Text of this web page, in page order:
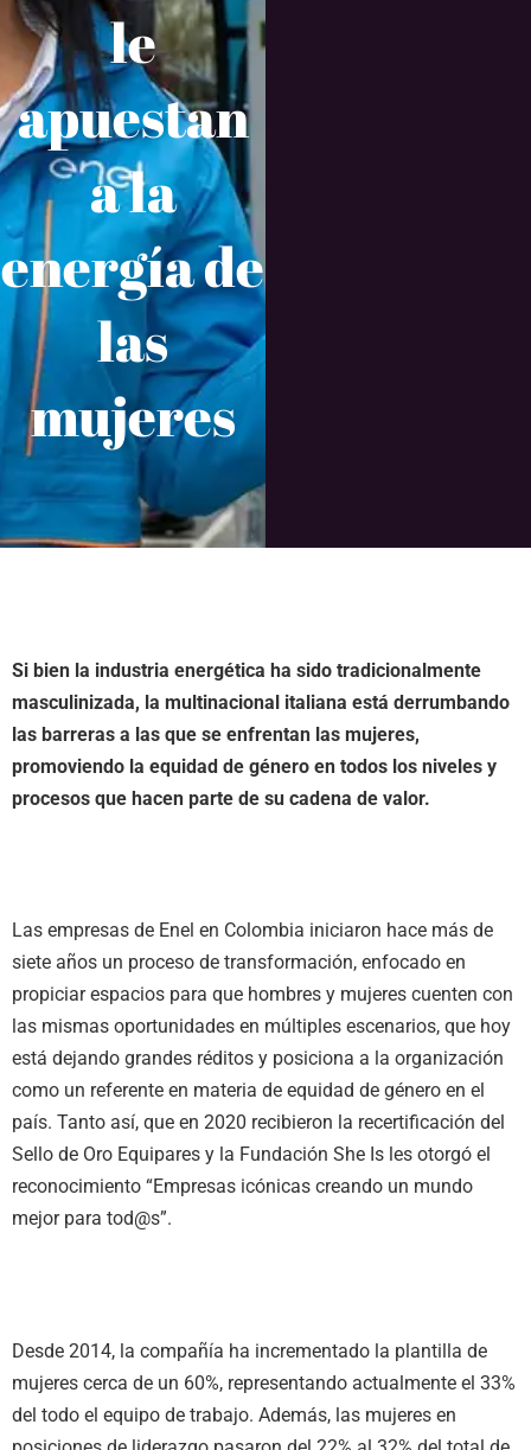
le
apuestan
a la
energía de
las
mujeres
Si bien la industria energética ha sido tradicionalmente
masculinizada, la multinacional italiana está derrumbando
las barreras a las que se enfrentan las mujeres,
promoviendo la equidad de género en todos los niveles y
procesos que hacen parte de su cadena de valor.
Las empresas de Enel en Colombia iniciaron hace más de
siete años un proceso de transformación, enfocado en
propiciar espacios para que hombres y mujeres cuenten con
las mismas oportunidades en múltiples escenarios, que hoy
está dejando grandes réditos y posiciona a la organización
como un referente en materia de equidad de género en el
país. Tanto así, que en 2020 recibieron la recertificación del
Sello de Oro Equipares y la Fundación She Is les otorgó el
reconocimiento “Empresas icónicas creando un mundo
mejor para tod@s”.
Desde 2014, la compañía ha incrementado la plantilla de
mujeres cerca de un 60%, representando actualmente el 33%
del todo el equipo de trabajo. Además, las mujeres en